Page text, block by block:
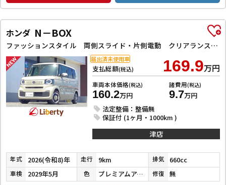
ホンダ N－BOX
ファッションスタイル 両側スライド・片側電動 クリアランスソナー オートクルーズコントロール レーンアシスト オートライト スマートキー アイドリングストップ ベンチシート CVT ESC チップアップシート
支払総額(税込) 169.9万円
車両本体価格(税込)
160.2万円
諸費用(税込)
9.7万円
法定整備：整備無
保証付 (1ヶ月・1000km )
届出済未使用車
津店
年式 2026(令和8)年 走行 9km 排気 660cc
車検 2029年5月 色 プレミアムアイボリーパールⅡ 修復 無